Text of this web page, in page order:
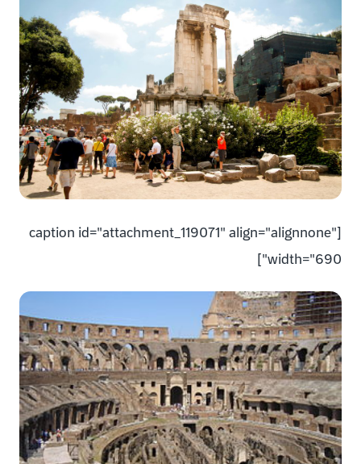
[caption id="attachment_119071" align="alignnone"
width="690"]